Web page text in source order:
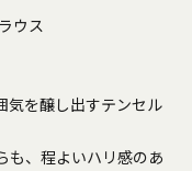
ウス
気を醸し出すテンセル
も、程よいハリ感のあ